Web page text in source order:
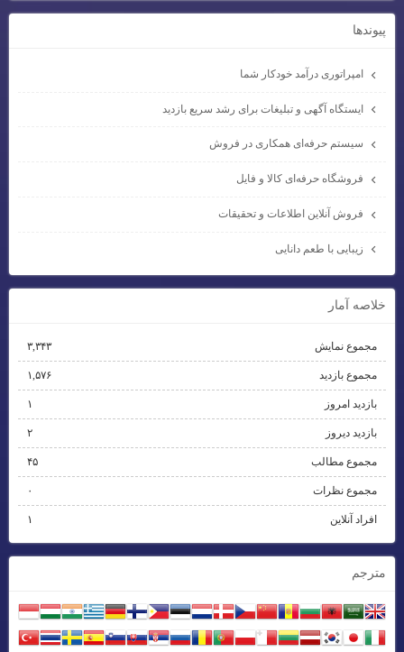
پيوندها
امپراتوری درآمد خودکار شما
ایستگاه آگهی و تبلیغات برای رشد سریع بازدید
سیستم حرفه‌ای همکاری در فروش
فروشگاه حرفه‌ای کالا و فایل
فروش آنلاین اطلاعات و تحقیقات
زیبایی با طعم دانایی
خلاصه آمار
مجموع نمایش‌ ۳,۳۴۳
مجموع بازدید ۱,۵۷۶
بازدید امروز
بازدید دیروز
مجموع مطالب ۴۵
مجموع نظرات
افراد آنلاین
مترجم